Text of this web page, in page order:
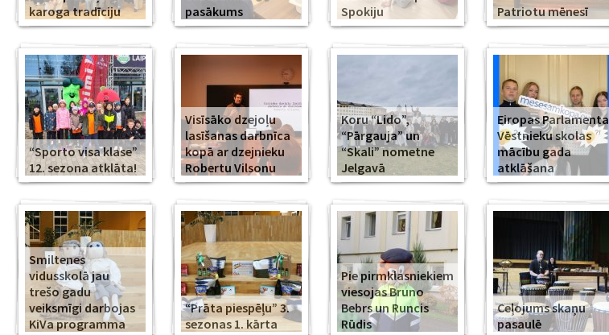
karoga tradīciju
pasākums
Spokiju
Patriotu mēnesī
“Sporto visa klase”
12. sezona atklāta!
Visīsāko dzejoļu
lasīšanas darbnīca
kopā ar dzejnieku
Robertu Vilsonu
Koru “Lido”,
“Pārgauja” un
“Skali” nometne
Jelgavā
Eiropas Parlamenta
Vēstnieku skolas
mācību gada
atklāšana
Smiltenes
vidusskolā jau
trešo gadu
veiksmīgi darbojas
KiVa programma
“Prāta piespēļu” 3.
sezonas 1. kārta
Pie pirmklasniekiem
viesojas Bruno
Bebrs un Runcis
Rūdis
Ceļojums skaņu
pasaulē